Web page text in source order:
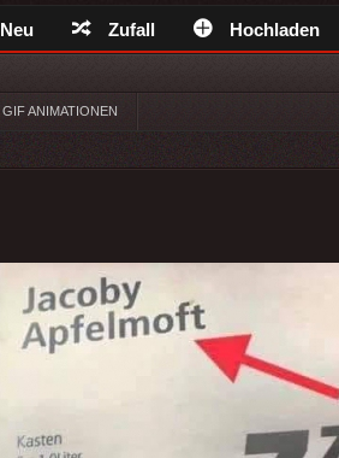
Neu Zufall Hochladen
GIF ANIMATIONEN